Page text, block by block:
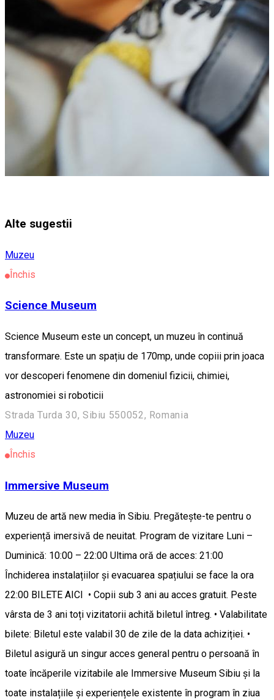
Alte sugestii
Muzeu
Închis
Science Museum
Science Museum este un concept, un muzeu în continuă
transformare. Este un spațiu de 170mp, unde copiii prin joaca
vor descoperi fenomene din domeniul fizicii, chimiei,
astronomiei si roboticii
Strada Turda 30, Sibiu 550052, Romania
Muzeu
Închis
Immersive Museum
Muzeu de artă new media în Sibiu. Pregătește-te pentru o
experiență imersivă de neuitat. Program de vizitare Luni –
Duminică: 10:00 – 22:00 Ultima oră de acces: 21:00
Închiderea instalațiilor și evacuarea spațiului se face la ora
22:00 BILETE AICI • Copii sub 3 ani au acces gratuit. Peste
vârsta de 3 ani toți vizitatorii achită biletul întreg. • Valabilitate
bilete: Biletul este valabil 30 de zile de la data achiziției. •
Biletul asigură un singur acces general pentru o persoană în
toate încăperile vizitabile ale Immersive Museum Sibiu și la
toate instalațiile și experiențele existente în program în ziua